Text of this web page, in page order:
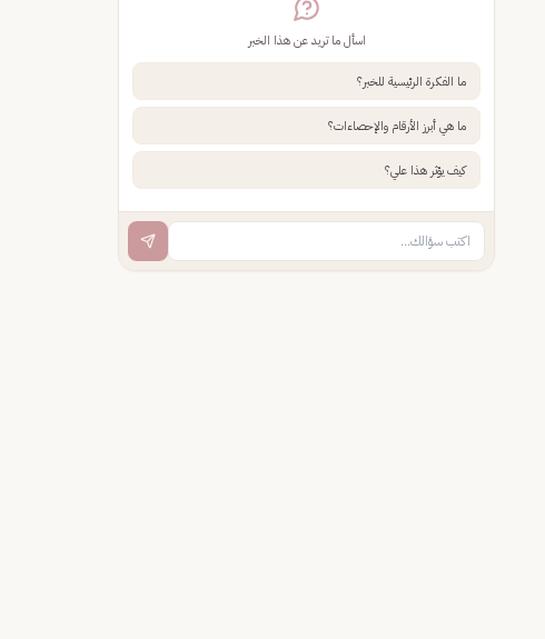
اسأل ما تريد عن هذا الخبر
ما الفكرة الرئيسية للخبر؟
ما هي أبرز الأرقام والإحصاءات؟
كيف يؤثر هذا علي؟